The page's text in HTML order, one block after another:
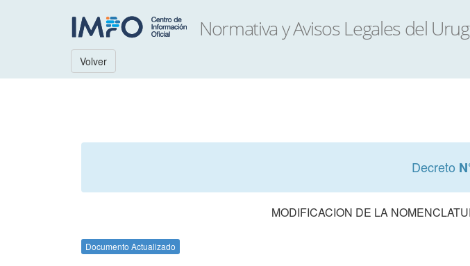
Volver
Decreto
MODIFICACION DE LA
Documento Actualizado